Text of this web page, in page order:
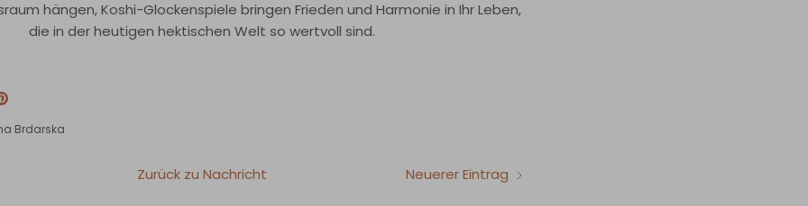
hängen, Koshi-Glockenspiele bringen Frieden und Harmonie in Ihr Leben,
die in der heutigen hektischen Welt so wertvoll sind.
Pinnen
Brdarska
Zurück zu Nachricht Neuerer Eintrag